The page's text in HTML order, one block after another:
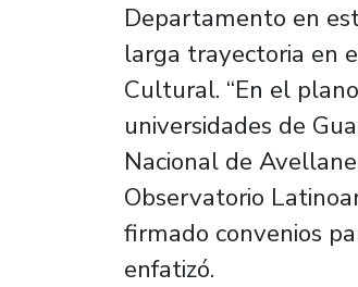
Departamento en
larga trayectoria en
Cultural. “En el
universidades de
Nacional de
Observatorio
firmado convenios
enfatizó.